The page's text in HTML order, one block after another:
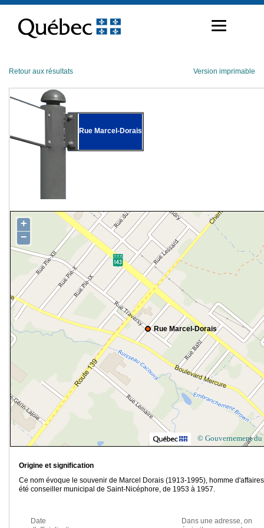
contenu
Retour aux résultats Version imprimable
Rue Marcel-Dorais
Rue Marcel-Dorais
+
−
© Gouvernement du
Origine et signification
Ce nom évoque le souvenir de Marcel Dorais (1913-1995), homme
été conseiller municipal de Saint-Nicéphore, de 1953 à 1957.
Date
Dans une adresse, on